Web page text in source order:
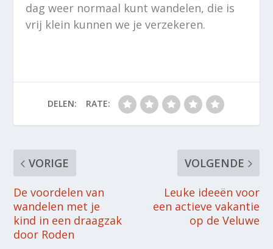
dag weer normaal kunt wandelen, die is
vrij klein kunnen we je verzekeren.
DELEN: RATE:
VORIGE
De voordelen van
wandelen met je
kind in een draagzak
door Roden
VOLGENDE
Leuke ideeën voor
een actieve vakantie
op de Veluwe